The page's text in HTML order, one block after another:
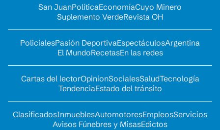
San JuanPolíticaEconomíaCuyo Minero
Suplemento VerdeRevista OH
PolicialesPasión DeportivaEspectáculosArgentina
El MundoRecetasEn las redes
Cartas del lectorOpinionSocialesSaludTecnología
TendenciaEstado del tránsito
ClasificadosInmueblesAutomotoresEmpleosServicios
Avisos Fúnebres y MisasEdictos